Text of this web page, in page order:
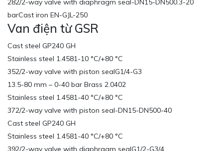
282/2-way valve with diaphragm seal-DN15-DN500.3-20
barCast iron EN-GJL-250
Van điện từ GSR
Cast steel GP240 GH
Stainless steel 1.4581-10 °C/+80 °C
352/2-way valve with piston sealG1/4-G3
13.5-80 mm – 0-40 bar Brass 2.0402
Stainless steel 1.4581-40 °C/+80 °C
372/2-way valve with piston seal-DN15-DN500-40
Cast steel GP240 GH
Stainless steel 1.4581-40 °C/+80 °C